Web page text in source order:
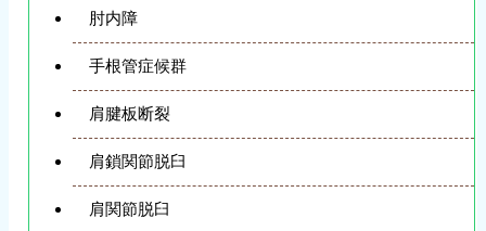
肘内障
手根管症候群
肩腱板断裂
肩鎖関節脱臼
肩関節脱臼